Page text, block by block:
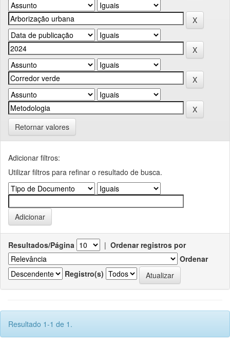
Retornar valores
Adicionar filtros:
Utilizar filtros para refinar o resultado de busca.
Resultados/Página | Ordenar registros por
Ordenar
Registro(s)
Resultado 1-1 de 1.